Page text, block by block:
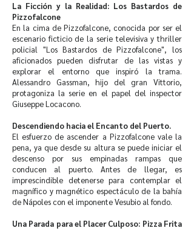
La Ficción y la Realidad: Los Bastardos de
Pizzofalcone
En la cima de Pizzofalcone, conocida por ser el
escenario ficticio de la serie televisiva y thriller
policial "Los Bastardos de Pizzofalcone", los
aficionados pueden disfrutar de las vistas y
explorar el entorno que inspiró la trama.
Alessandro Gassman, hijo del gran Vittorio,
protagoniza la serie en el papel del inspector
Giuseppe Locacono.
Descendiendo hacia el Encanto del Puerto.
El esfuerzo de ascender a Pizzofalcone vale la
pena, ya que desde su altura se puede iniciar el
descenso por sus empinadas rampas que
conducen al puerto. Antes de llegar, es
imprescindible detenerse para contemplar el
magnífico y magnético espectáculo de la bahía
de Nápoles con el imponente Vesubio al fondo.
Una Parada para el Placer Culposo: Pizza Frita